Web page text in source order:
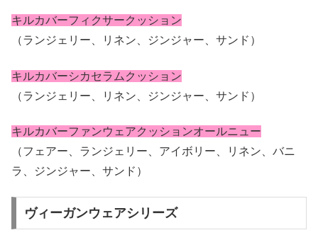
キルカバーフィクサークッション
（ランジェリー、リネン、ジンジャー、サンド）
キルカバーシカセラムクッション
（ランジェリー、リネン、ジンジャー、サンド）
キルカバーファンウェアクッションオールニュー
（フェアー、ランジェリー、アイボリー、リネン、バニ
ラ、ジンジャー、サンド）
ヴィーガンウェアシリーズ